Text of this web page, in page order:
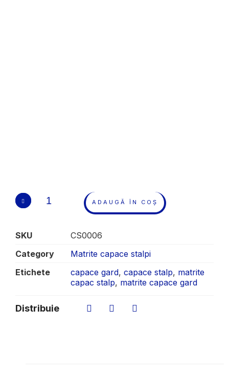
ADAUGĂ ÎN COȘ
SKU
CS0006
Category
Matrite capace stalpi
Etichete
capace gard, capace stalp, matrite
capac stalp, matrite capace gard
Distribuie